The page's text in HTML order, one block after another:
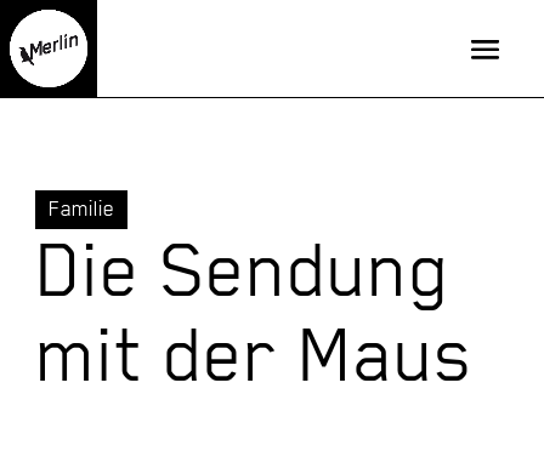
Familie
Die Sendung
mit der Maus